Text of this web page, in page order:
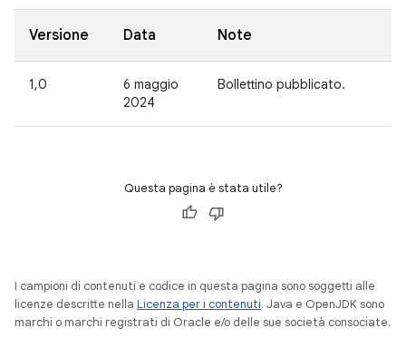
Versione Data Note
1,0
6 maggio
2024
Bollettino pubblicato.
Questa pagina è stata utile?
I campioni di contenuti e codice in questa pagina sono soggetti alle
licenze descritte nella Licenza per i contenuti. Java e OpenJDK sono
marchi o marchi registrati di Oracle e/o delle sue società consociate.